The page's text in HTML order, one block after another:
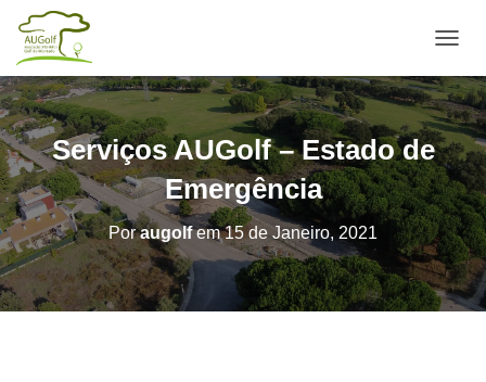
Serviços AUGolf – Estado de
Emergência
Poraugolfem15 de Janeiro, 2021